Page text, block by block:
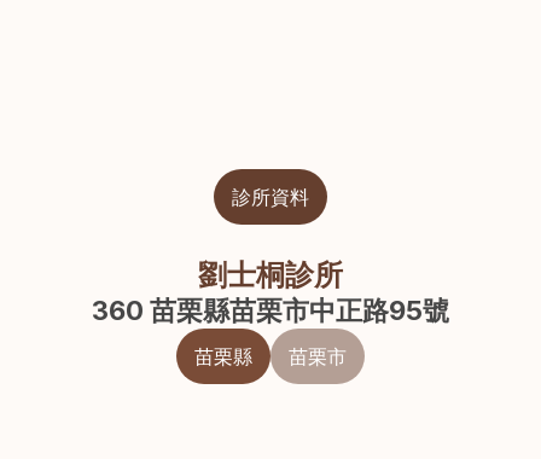
診所資料
劉士桐診所
360 苗栗縣苗栗市中正路95號
苗栗縣 苗栗市